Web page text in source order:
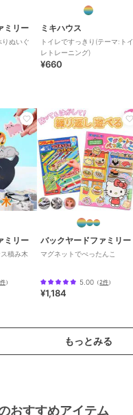
ミリー
ぬいぐ
ミキハウス
トイレですっきり(テーマ:トイ
レトレーニング)
¥660
ミリー
積み木
）
バックヤードファミリー
マグネットでぺったんこ
5.00 （2件）
¥1,184
もっとみる
おすすめアイテム